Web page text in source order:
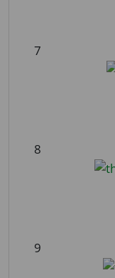
7
8
9